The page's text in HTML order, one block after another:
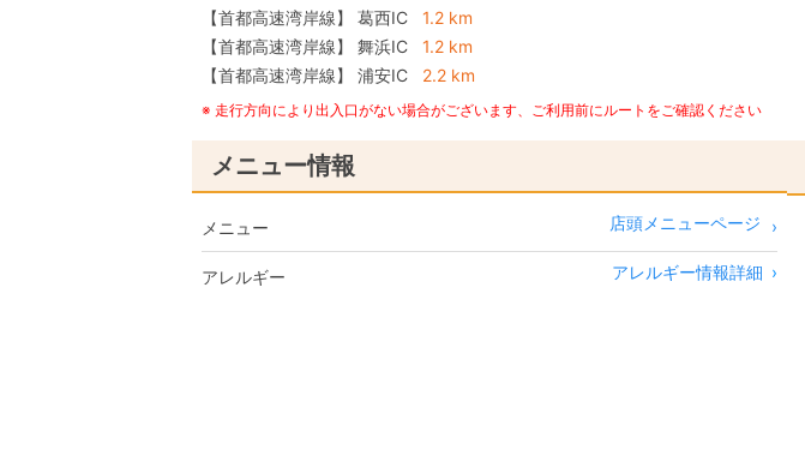
【首都高速湾岸線】
葛西IC
1.2 km
【首都高速湾岸線】
舞浜IC
1.2 km
【首都高速湾岸線】
浦安IC 2.2 km
※ 走行方向により出入口がない場合がございます、ご利用前にルートをご確認ください
メニュー情報
メニュー 店頭メニューページ
アレルギー アレルギー情報詳細 ›